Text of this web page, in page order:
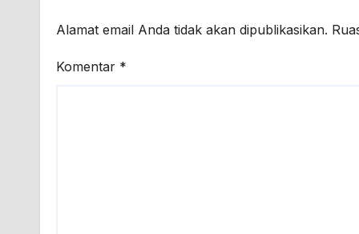
Alamat email Anda tidak akan dipublikasikan.
Komentar *